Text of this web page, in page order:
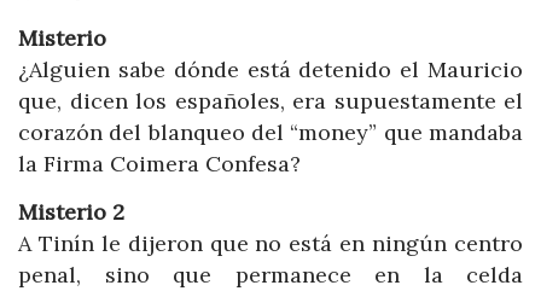
Misterio
¿Alguien sabe dónde está detenido el Mauricio
que, dicen los españoles, era supuestamente el
corazón del blanqueo del “money” que mandaba
la Firma Coimera Confesa?
Misterio 2
A Tinín le dijeron que no está en ningún centro
penal, sino que permanece en la celda